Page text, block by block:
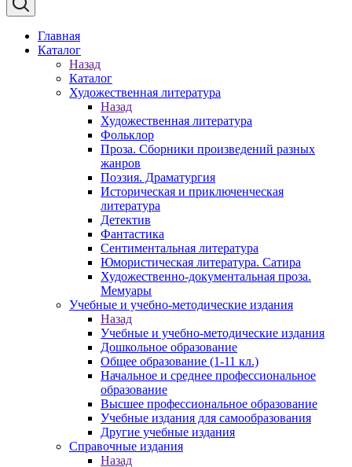
Главная
Каталог
Назад
Каталог
Художественная литература
Назад
Художественная литература
Фольклор
Проза. Сборники произведений разных
жанров
Поэзия. Драматургия
Историческая и приключенческая
литература
Детектив
Фантастика
Сентиментальная литература
Юмористическая литература. Сатира
Художественно-документальная проза.
Мемуары
Учебные и учебно-методические издания
Назад
Учебные и учебно-методические издания
Дошкольное образование
Общее образование (1-11 кл.)
Начальное и среднее профессиональное
образование
Высшее профессиональное образование
Учебные издания для самообразования
Другие учебные издания
Справочные издания
Назад